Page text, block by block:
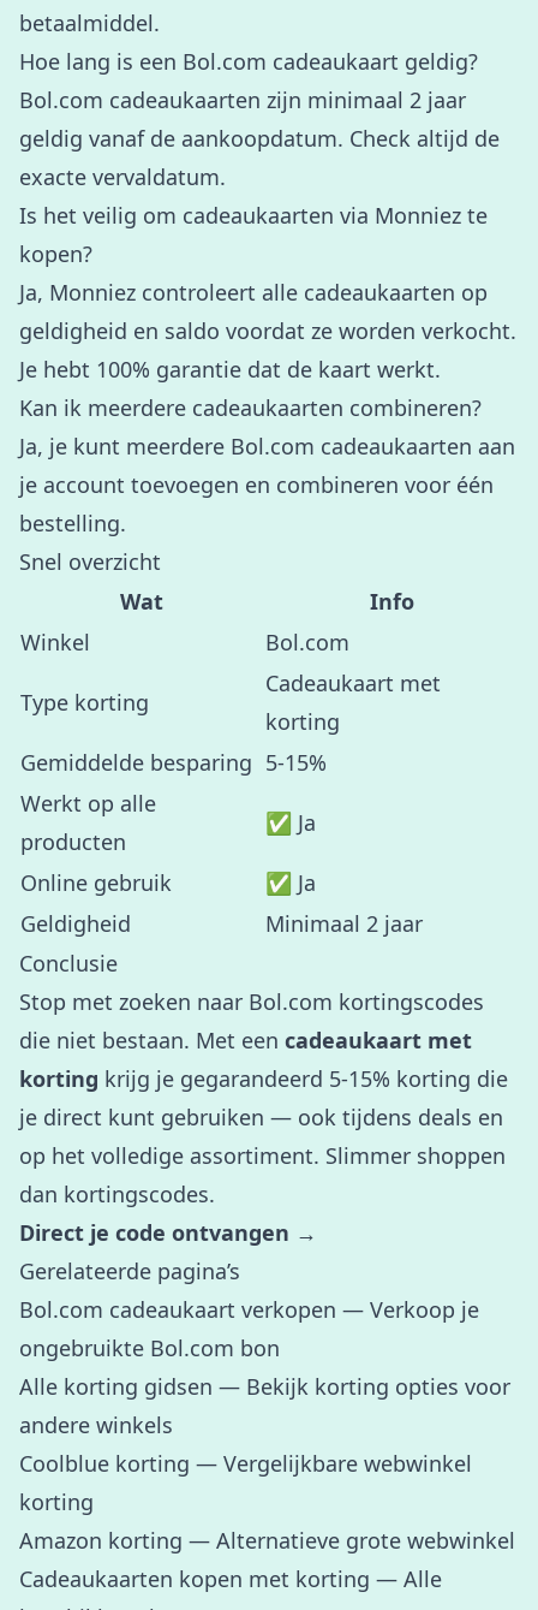
betaalmiddel.
Hoe lang is een Bol.com cadeaukaart geldig?
Bol.com cadeaukaarten zijn minimaal 2 jaar
geldig vanaf de aankoopdatum. Check altijd de
exacte vervaldatum.
Is het veilig om cadeaukaarten via Monniez te
kopen?
Ja, Monniez controleert alle cadeaukaarten op
geldigheid en saldo voordat ze worden verkocht.
Je hebt 100% garantie dat de kaart werkt.
Kan ik meerdere cadeaukaarten combineren?
Ja, je kunt meerdere Bol.com cadeaukaarten aan
je account toevoegen en combineren voor één
bestelling.
Snel overzicht
Wat
Info
Winkel
Bol.com
Type korting
Cadeaukaart met
korting
Gemiddelde besparing 5-15%
Werkt op alle
producten
✅ Ja
Online gebruik
✅ Ja
Geldigheid
Minimaal 2 jaar
Conclusie
Stop met zoeken naar Bol.com kortingscodes
die niet bestaan. Met een cadeaukaart met
korting krijg je gegarandeerd 5-15% korting die
je direct kunt gebruiken — ook tijdens deals en
op het volledige assortiment. Slimmer shoppen
dan kortingscodes.
Direct je code ontvangen →
Gerelateerde pagina’s
Bol.com cadeaukaart verkopen — Verkoop je
ongebruikte Bol.com bon
Alle korting gidsen — Bekijk korting opties voor
andere winkels
Coolblue korting — Vergelijkbare webwinkel
korting
Amazon korting — Alternatieve grote webwinkel
Cadeaukaarten kopen met korting — Alle